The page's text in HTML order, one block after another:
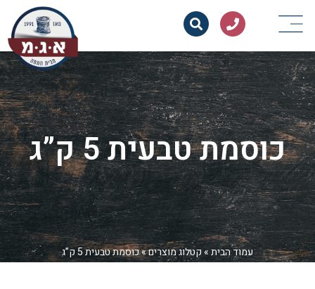
כוסמת טבעית 5 ק”ג
עמוד הבית»קטלוג מוצרים»כוסמת טבעית 5 ק”ג